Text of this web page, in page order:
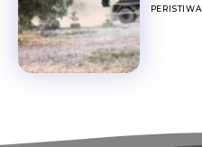
PERISTIWA